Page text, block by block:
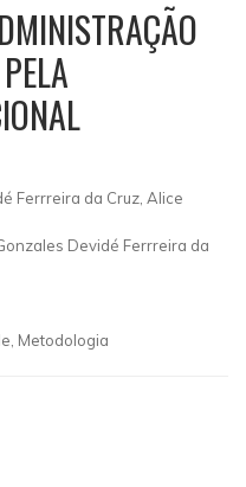
Ferrreira da Cruz, Alice
Devidé Ferrreira da
Metodologia